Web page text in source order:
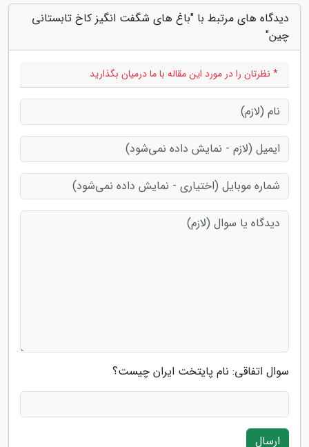
دیدگاه های مرتبط با "باغ های شگفت انگیز کاخ تابستانی
چین"
* نظرتان را در مورد این مقاله با ما درمیان بگذارید
سوال اتفاقی: نام پایتخت ایران چیست؟
ارسال